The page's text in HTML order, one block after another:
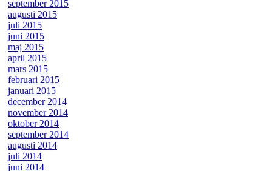
september 2015
augusti 2015
juli 2015
juni 2015
maj 2015
april 2015
mars 2015
februari 2015
januari 2015
december 2014
november 2014
oktober 2014
september 2014
augusti 2014
juli 2014
juni 2014